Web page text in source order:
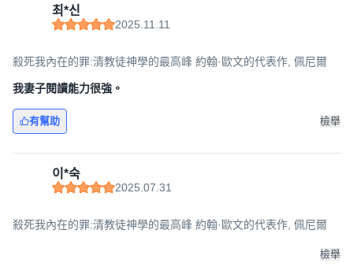
최*신
2025.11.11
殺死我內在的罪:清教徒神學的最高峰 約翰·歐文的代表作, 佩尼爾
我妻子閱讀能力很強。
有幫助 檢舉
이*숙
2025.07.31
殺死我內在的罪:清教徒神學的最高峰 約翰·歐文的代表作, 佩尼爾
檢舉